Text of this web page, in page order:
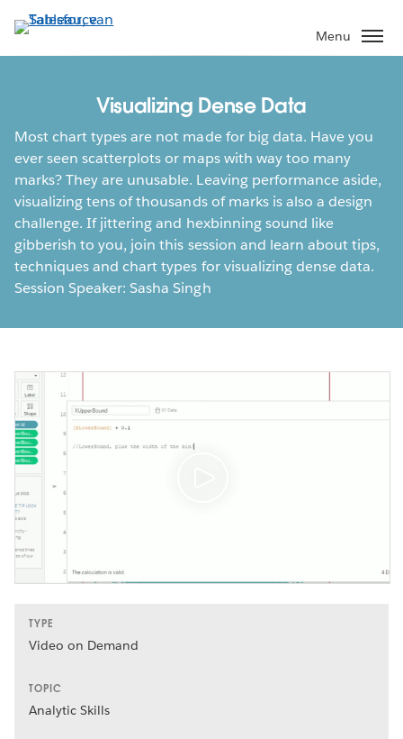
Verder
naar
hoofdinhoud
Menu
Visualizing Dense Data
Most chart types are not made for big data. Have you
ever seen scatterplots or maps with way too many
marks? They are unusable. Leaving performance aside,
visualizing tens of thousands of marks is also a design
challenge. If jittering and hexbinning sound like
gibberish to you, join this session and learn about tips,
techniques and chart types for visualizing dense data.
Session Speaker: Sasha Singh
TYPE
Video on Demand
TOPIC
Analytic Skills